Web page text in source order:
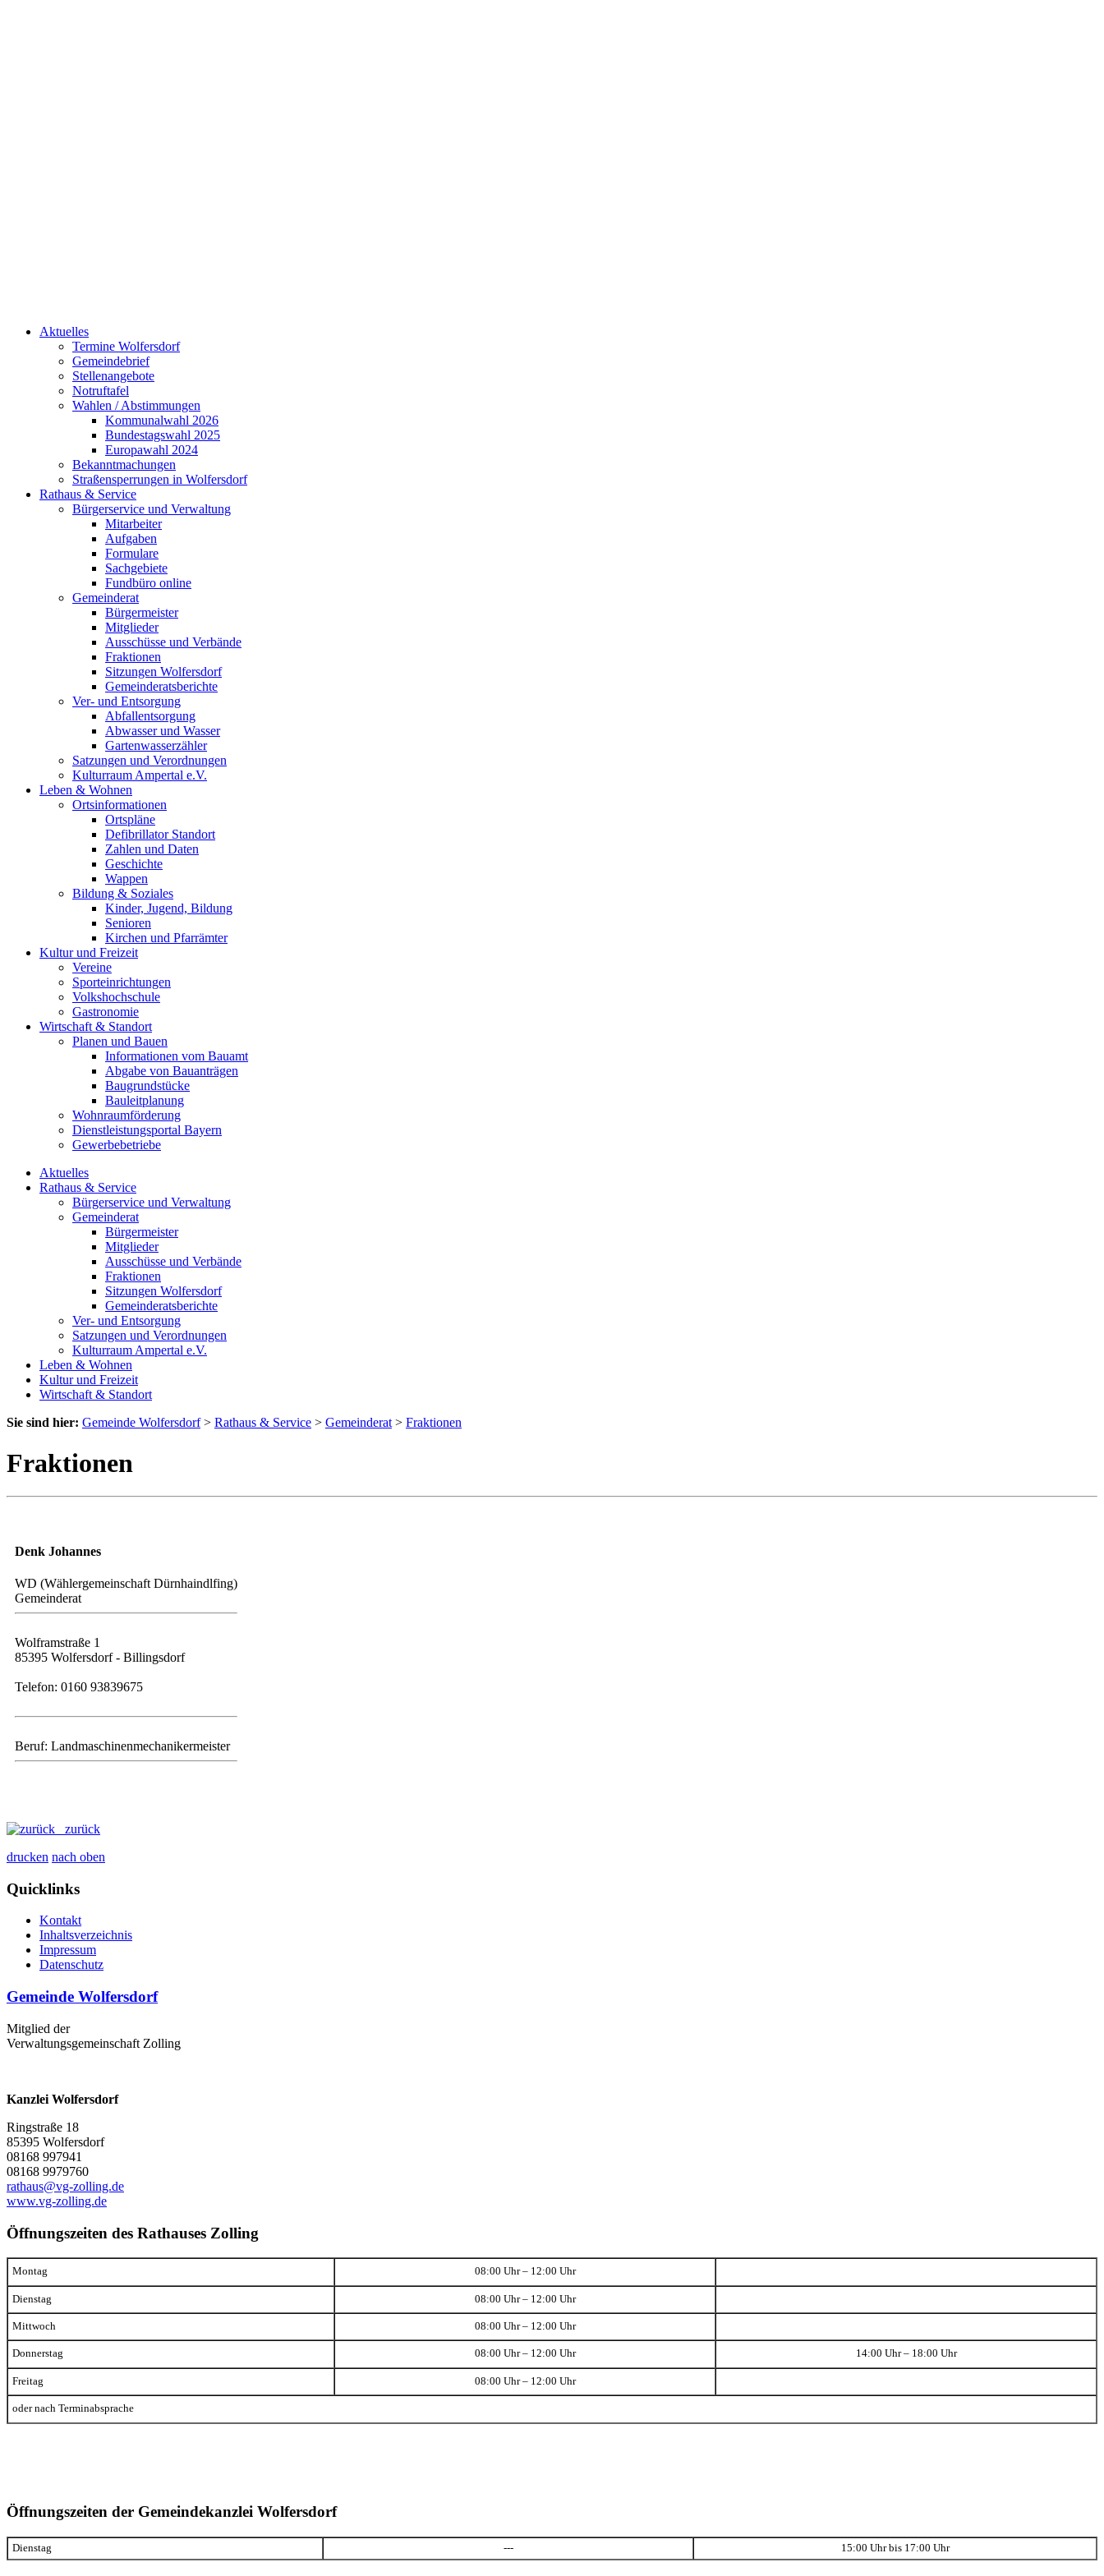
Aktuelles
Termine Wolfersdorf
Gemeindebrief
Stellenangebote
Notruftafel
Wahlen / Abstimmungen
Kommunalwahl 2026
Bundestagswahl 2025
Europawahl 2024
Bekanntmachungen
Straßensperrungen in Wolfersdorf
Rathaus & Service
Bürgerservice und Verwaltung
Mitarbeiter
Aufgaben
Formulare
Sachgebiete
Fundbüro online
Gemeinderat
Bürgermeister
Mitglieder
Ausschüsse und Verbände
Fraktionen
Sitzungen Wolfersdorf
Gemeinderatsberichte
Ver- und Entsorgung
Abfallentsorgung
Abwasser und Wasser
Gartenwasserzähler
Satzungen und Verordnungen
Kulturraum Ampertal e.V.
Leben & Wohnen
Ortsinformationen
Ortspläne
Defibrillator Standort
Zahlen und Daten
Geschichte
Wappen
Bildung & Soziales
Kinder, Jugend, Bildung
Senioren
Kirchen und Pfarrämter
Kultur und Freizeit
Vereine
Sporteinrichtungen
Volkshochschule
Gastronomie
Wirtschaft & Standort
Planen und Bauen
Informationen vom Bauamt
Abgabe von Bauanträgen
Baugrundstücke
Bauleitplanung
Wohnraumförderung
Dienstleistungsportal Bayern
Gewerbebetriebe
Aktuelles
Rathaus & Service
Bürgerservice und Verwaltung
Gemeinderat
Bürgermeister
Mitglieder
Ausschüsse und Verbände
Fraktionen
Sitzungen Wolfersdorf
Gemeinderatsberichte
Ver- und Entsorgung
Satzungen und Verordnungen
Kulturraum Ampertal e.V.
Leben & Wohnen
Kultur und Freizeit
Wirtschaft & Standort
Sie sind hier: Gemeinde Wolfersdorf> Rathaus & Service > Gemeinderat > Fraktionen
Fraktionen
Denk Johannes
WD (Wählergemeinschaft Dürnhaindlfing)
Gemeinderat
Wolframstraße 1
85395 Wolfersdorf - Billingsdorf
Telefon: 0160 93839675
Beruf: Landmaschinenmechanikermeister
zurück
drucken nach oben
Quicklinks
Kontakt
Inhaltsverzeichnis
Impressum
Datenschutz
Gemeinde Wolfersdorf
Mitglied der
Verwaltungsgemeinschaft Zolling
Kanzlei Wolfersdorf
Ringstraße 18
85395 Wolfersdorf
08168 997941
08168 9979760
rathaus@vg-zolling.de
www.vg-zolling.de
Öffnungszeiten des Rathauses Zolling
Montag 08:00 Uhr – 12:00 Uhr
Dienstag 08:00 Uhr – 12:00 Uhr
Mittwoch 08:00 Uhr – 12:00 Uhr
Donnerstag 08:00 Uhr – 12:00 Uhr 14:00 Uhr – 18:00 Uhr
Freitag 08:00 Uhr – 12:00 Uhr
oder nach Terminabsprache
Öffnungszeiten der Gemeindekanzlei Wolfersdorf
Dienstag --- 15:00 Uhr bis 17:00 Uhr